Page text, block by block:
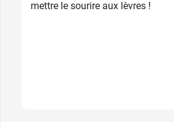
mettre le sourire aux lèvres !